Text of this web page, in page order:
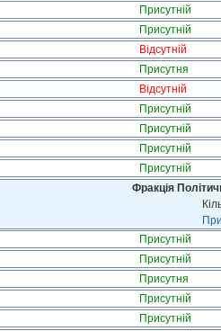
Присутній
Присутній
Відсутній
Присутня
Відсутній
Присутній
Присутній
Присутній
Присутній
Фракція
Присутній
Присутній
Присутня
Присутній
Присутній